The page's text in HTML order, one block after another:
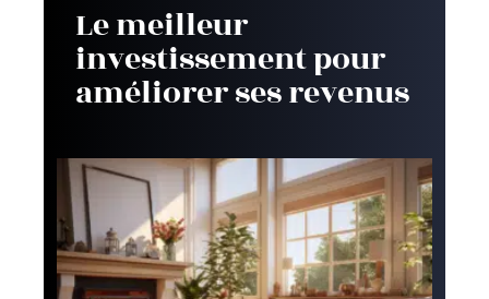
Le meilleur
investissement pour
améliorer ses revenus